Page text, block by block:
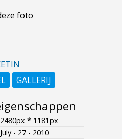
foto
GALLERIJ
2480px * 1181px
July - 27 - 2010